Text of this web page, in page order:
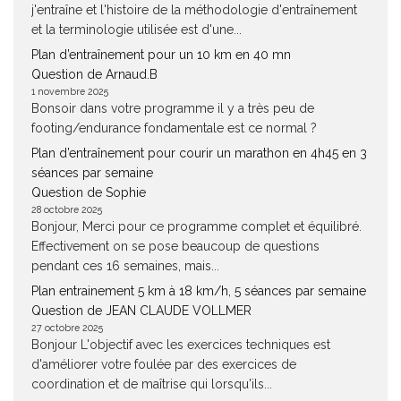
j'entraîne et l'histoire de la méthodologie d'entraînement
et la terminologie utilisée est d'une...
Plan d’entraînement pour un 10 km en 40 mn
Question de Arnaud.B
1 novembre 2025
Bonsoir dans votre programme il y a très peu de
footing/endurance fondamentale est ce normal ?
Plan d’entraînement pour courir un marathon en 4h45 en 3
séances par semaine
Question de Sophie
28 octobre 2025
Bonjour, Merci pour ce programme complet et équilibré.
Effectivement on se pose beaucoup de questions
pendant ces 16 semaines, mais...
Plan entrainement 5 km à 18 km/h, 5 séances par semaine
Question de JEAN CLAUDE VOLLMER
27 octobre 2025
Bonjour L'objectif avec les exercices techniques est
d'améliorer votre foulée par des exercices de
coordination et de maîtrise qui lorsqu'ils...